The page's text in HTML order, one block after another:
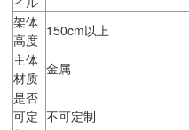
架体
高度
150cm以上
主体
材质
金属
是否
可定 不可定制